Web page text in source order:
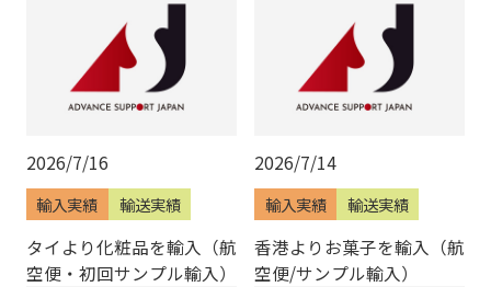
2026/7/16
輸入実績 輸送実績
タイより化粧品を輸入（航
空便・初回サンプル輸入）
2026/7/14
輸入実績 輸送実績
香港よりお菓子を輸入（航
空便/サンプル輸入）